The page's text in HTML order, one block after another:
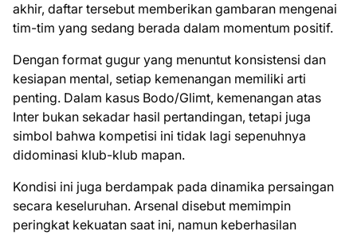
akhir, daftar tersebut memberikan gambaran mengenai
tim-tim yang sedang berada dalam momentum positif.
Dengan format gugur yang menuntut konsistensi dan
kesiapan mental, setiap kemenangan memiliki arti
penting. Dalam kasus Bodo/Glimt, kemenangan atas
Inter bukan sekadar hasil pertandingan, tetapi juga
simbol bahwa kompetisi ini tidak lagi sepenuhnya
didominasi klub-klub mapan.
Kondisi ini juga berdampak pada dinamika persaingan
secara keseluruhan. Arsenal disebut memimpin
peringkat kekuatan saat ini, namun keberhasilan